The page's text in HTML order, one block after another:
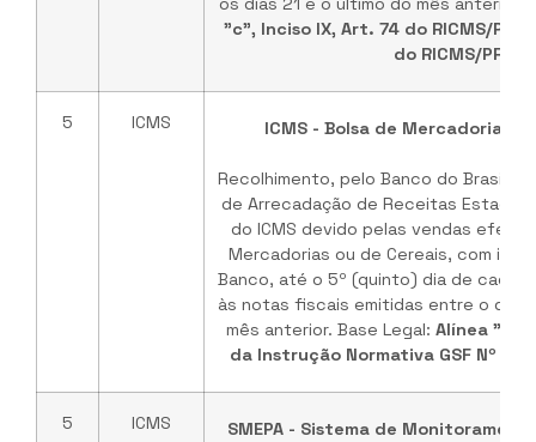
"c", Inciso IX, Art. 74 do RICMS/PR
do RICMS/PR
5 ICMS ICMS - Bolsa de Mercadorias
Recolhimento, pelo Banco do Brasil S.
de Arrecadação de Receitas
do ICMS devido pelas vendas
Mercadorias ou de Cereais, com
Banco, até o 5º (quinto) dia de cada
às notas fiscais emitidas entre o dia
mês anterior. Base Legal: Alínea "a",
da Instrução Normativa GSF Nº
5 ICMS
SMEPA - Sistema de